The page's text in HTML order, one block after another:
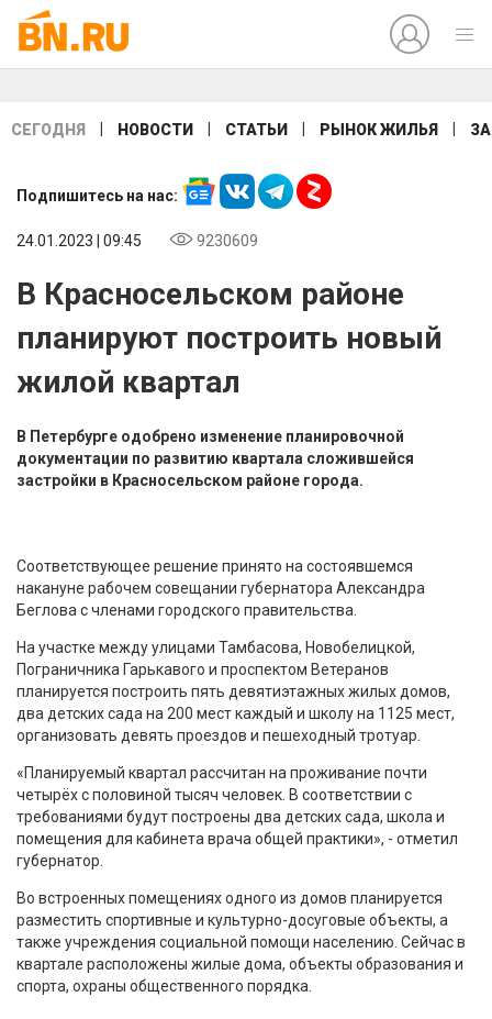
СЕГОДНЯ НОВОСТИ СТАТЬИ РЫНОК ЖИЛЬЯ
Подпишитесь на нас:
24.01.2023 | 09:45 9230609
В Красносельском районе
планируют построить новый
жилой квартал
В Петербурге одобрено изменение планировочной
документации по развитию квартала сложившейся
застройки в Красносельском районе города.
Соответствующее решение принято на состоявшемся
накануне рабочем совещании губернатора Александра
Беглова с членами городского правительства.
На участке между улицами Тамбасова, Новобелицкой,
Пограничника Гарькавого и проспектом Ветеранов
планируется построить пять девятиэтажных жилых домов,
два детских сада на 200 мест каждый и школу на 1125 мест,
организовать девять проездов и пешеходный тротуар.
«Планируемый квартал рассчитан на проживание почти
четырёх с половиной тысяч человек. В соответствии с
требованиями будут построены два детских сада, школа и
помещения для кабинета врача общей практики», - отметил
губернатор.
Во встроенных помещениях одного из домов планируется
разместить спортивные и культурно-досуговые объекты, а
также учреждения социальной помощи населению. Сейчас в
квартале расположены жилые дома, объекты образования и
спорта, охраны общественного порядка.